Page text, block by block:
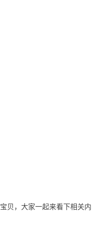
贝，大家一起来看下相关内